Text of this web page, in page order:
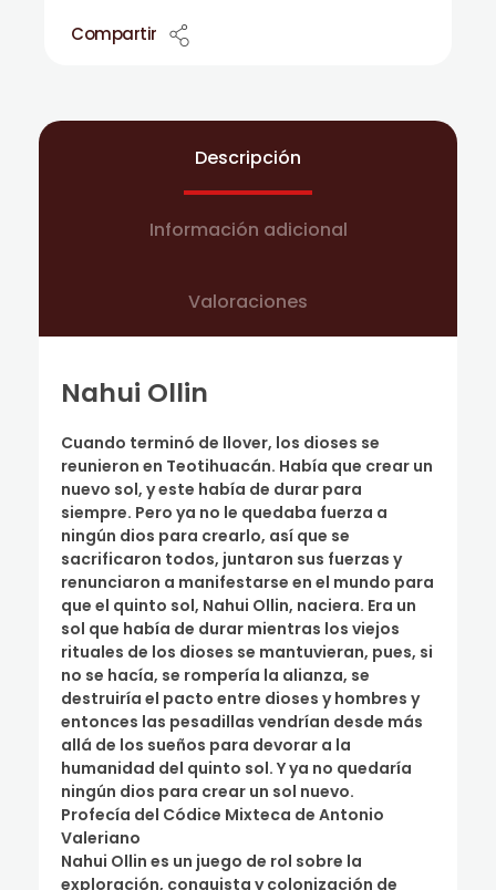
Compartir
Descripción
Información adicional
Valoraciones
Nahui Ollin
Cuando terminó de llover, los dioses se
reunieron en Teotihuacán. Había que crear un
nuevo sol, y este había de durar para
siempre. Pero ya no le quedaba fuerza a
ningún dios para crearlo, así que se
sacrificaron todos, juntaron sus fuerzas y
renunciaron a manifestarse en el mundo para
que el quinto sol, Nahui Ollin, naciera. Era un
sol que había de durar mientras los viejos
rituales de los dioses se mantuvieran, pues, si
no se hacía, se rompería la alianza, se
destruiría el pacto entre dioses y hombres y
entonces las pesadillas vendrían desde más
allá de los sueños para devorar a la
humanidad del quinto sol. Y ya no quedaría
ningún dios para crear un sol nuevo.
Profecía del Códice Mixteca de Antonio
Valeriano
Nahui Ollin es un juego de rol sobre la
exploración, conquista y colonización de